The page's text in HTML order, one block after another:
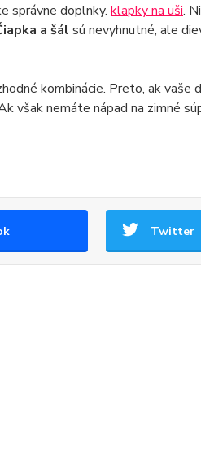
správne doplnky. klapky na uši.
a šál sú nevyhnutné, ale
kombinácie. Preto, ak vaše
však nemáte nápad na zimné
Twitter